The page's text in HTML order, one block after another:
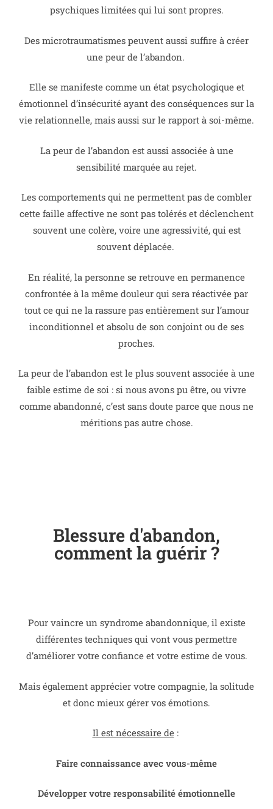
psychiques limitées qui lui sont propres.
Des microtraumatismes peuvent aussi suffire à créer
une peur de l’abandon.
Elle se manifeste comme un état psychologique et
émotionnel d’insécurité ayant des conséquences sur la
vie relationnelle, mais aussi sur le rapport à soi-même.
La peur de l’abandon est aussi associée à une
sensibilité marquée au rejet.
Les comportements qui ne permettent pas de combler
cette faille affective ne sont pas tolérés et déclenchent
souvent une colère, voire une agressivité, qui est
souvent déplacée.
En réalité, la personne se retrouve en permanence
confrontée à la même douleur qui sera réactivée par
tout ce qui ne la rassure pas entièrement sur l’amour
inconditionnel et absolu de son conjoint ou de ses
proches.
La peur de l’abandon est le plus souvent associée à une
faible estime de soi : si nous avons pu être, ou vivre
comme abandonné, c’est sans doute parce que nous ne
méritions pas autre chose.
Blessure d'abandon,
comment la guérir ?
Pour vaincre un syndrome abandonnique, il existe
différentes techniques qui vont vous permettre
d’améliorer votre confiance et votre estime de vous.
Mais également apprécier votre compagnie, la solitude
et donc mieux gérer vos émotions.
Il est nécessaire de:
Faire connaissance avec vous-même
Développer votre responsabilité émotionnelle